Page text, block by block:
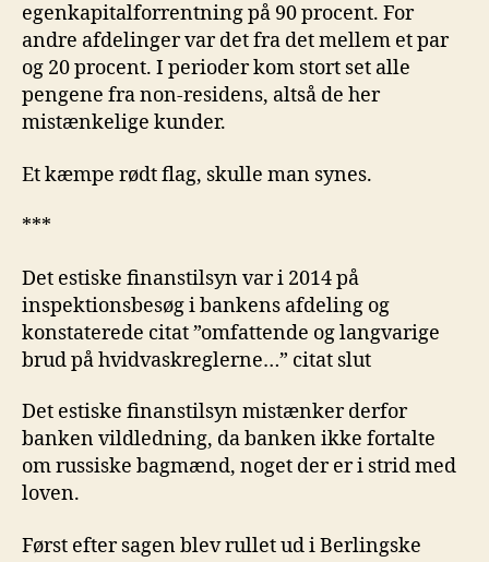
egenkapitalforrentning på 90 procent. For
andre afdelinger var det fra det mellem et par
og 20 procent. I perioder kom stort set alle
pengene fra non-residens, altså de her
mistænkelige kunder.
Et kæmpe rødt flag, skulle man synes.
***
Det estiske finanstilsyn var i 2014 på
inspektionsbesøg i bankens afdeling og
konstaterede citat ”omfattende og langvarige
brud på hvidvaskreglerne…” citat slut
Det estiske finanstilsyn mistænker derfor
banken vildledning, da banken ikke fortalte
om russiske bagmænd, noget der er i strid med
loven.
Først efter sagen blev rullet ud i Berlingske